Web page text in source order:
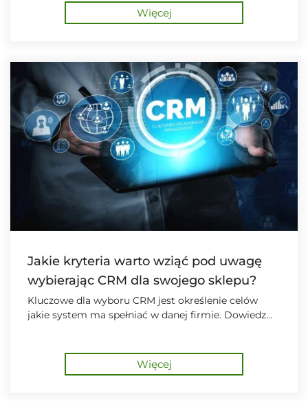
Więcej
Jakie kryteria warto wziąć pod uwagę
wybierając CRM dla swojego sklepu?
Kluczowe dla wyboru CRM jest określenie celów
jakie system ma spełniać w danej firmie. Dowiedz
Więcej